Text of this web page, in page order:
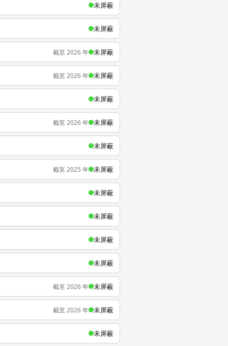
未屏蔽
未屏蔽
截至 2026 年 未屏蔽
截至 2026 年 未屏蔽
未屏蔽
截至 2026 年 未屏蔽
未屏蔽
截至 2025 年 未屏蔽
未屏蔽
未屏蔽
未屏蔽
未屏蔽
截至 2026 年 未屏蔽
截至 2026 年 未屏蔽
未屏蔽